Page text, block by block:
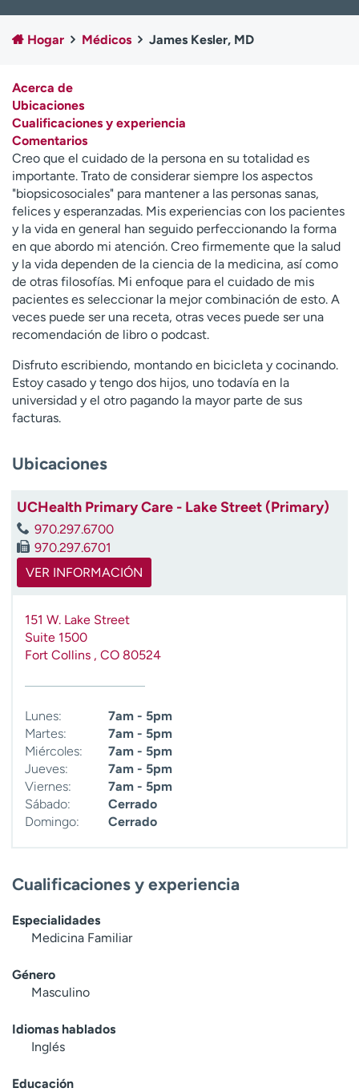
Empleados
Profesionales
Contáctenos
A
y
ú
d
a
m
e
a
e
n
c
o
t
r
a
r
Hogar Médicos James Kesler, MD
Acerca de
Ubicaciones
Cualificaciones y experiencia
Comentarios
Creo que el cuidado de la persona en su totalidad es
importante. Trato de considerar siempre los aspectos
"biopsicosociales" para mantener a las personas sanas,
felices y esperanzadas. Mis experiencias con los pacientes
y la vida en general han seguido perfeccionando la forma
en que abordo mi atención. Creo firmemente que la salud
y la vida dependen de la ciencia de la medicina, así como
de otras filosofías. Mi enfoque para el cuidado de mis
pacientes es seleccionar la mejor combinación de esto. A
veces puede ser una receta, otras veces puede ser una
recomendación de libro o podcast.
Disfruto escribiendo, montando en bicicleta y cocinando.
Estoy casado y tengo dos hijos, uno todavía en la
universidad y el otro pagando la mayor parte de sus
facturas.
Ubicaciones
UCHealth Primary Care - Lake Street (Primary)
970.297.6700
970.297.6701
VER INFORMACIÓN
151 W. Lake Street
Suite 1500
Fort Collins , CO 80524
Lunes:
7am - 5pm
Martes:
7am - 5pm
Miércoles:
7am - 5pm
Jueves:
7am - 5pm
Viernes:
7am - 5pm
Sábado:
Cerrado
Domingo:
Cerrado
Cualificaciones y experiencia
Especialidades
Medicina Familiar
Género
Masculino
Idiomas hablados
Inglés
Educación